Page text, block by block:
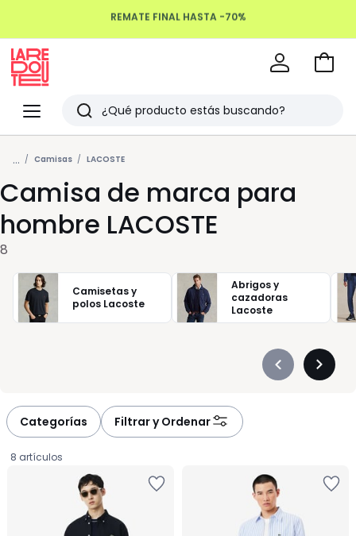
Menu
Redoute
Buscar
Últimos
artículos
vistos
Ir
... Camisas LACOSTE
Camisa de marca para
hombre LACOSTE
8
Camisetas y
polos Lacoste
Abrigos y
cazadoras
Lacoste
Précédent
Categorías Filtrar y Ordenar
8 artículos